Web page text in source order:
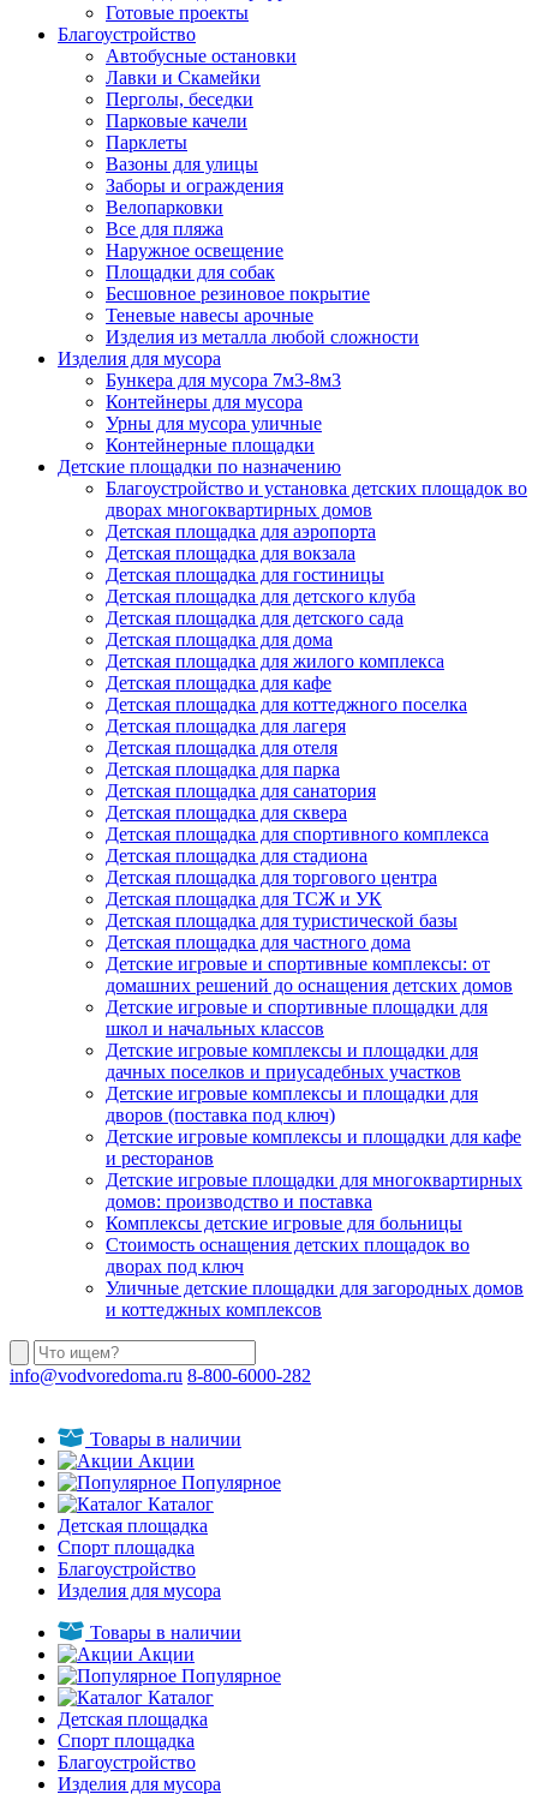
Готовые проекты
Благоустройство
Автобусные остановки
Лавки и Скамейки
Перголы, беседки
Парковые качели
Парклеты
Вазоны для улицы
Заборы и ограждения
Велопарковки
Все для пляжа
Наружное освещение
Площадки для собак
Бесшовное резиновое покрытие
Теневые навесы арочные
Изделия из металла любой сложности
Изделия для мусора
Бункера для мусора 7м3-8м3
Контейнеры для мусора
Урны для мусора уличные
Контейнерные площадки
Детские площадки по назначению
Благоустройство и установка детских площадок во
дворах многоквартирных домов
Детская площадка для аэропорта
Детская площадка для вокзала
Детская площадка для гостиницы
Детская площадка для детского клуба
Детская площадка для детского сада
Детская площадка для дома
Детская площадка для жилого комплекса
Детская площадка для кафе
Детская площадка для коттеджного поселка
Детская площадка для лагеря
Детская площадка для отеля
Детская площадка для парка
Детская площадка для санатория
Детская площадка для сквера
Детская площадка для спортивного комплекса
Детская площадка для стадиона
Детская площадка для торгового центра
Детская площадка для ТСЖ и УК
Детская площадка для туристической базы
Детская площадка для частного дома
Детские игровые и спортивные комплексы: от
домашних решений до оснащения детских домов
Детские игровые и спортивные площадки для
школ и начальных классов
Детские игровые комплексы и площадки для
дачных поселков и приусадебных участков
Детские игровые комплексы и площадки для
дворов (поставка под ключ)
Детские игровые комплексы и площадки для кафе
и ресторанов
Детские игровые площадки для многоквартирных
домов: производство и поставка
Комплексы детские игровые для больницы
Стоимость оснащения детских площадок во
дворах под ключ
Уличные детские площадки для загородных домов
и коттеджных комплексов
info@vodvoredoma.ru 8-800-6000-282
Товары в наличии
Акции
Популярное
Каталог
Детская площадка
Спорт площадка
Благоустройство
Изделия для мусора
Товары в наличии
Акции
Популярное
Каталог
Детская площадка
Спорт площадка
Благоустройство
Изделия для мусора